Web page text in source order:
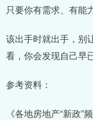
只要你有需求、有能
该出手时就出手，别
看，你会发现自己早
参考资料：
《各地房地产“新政